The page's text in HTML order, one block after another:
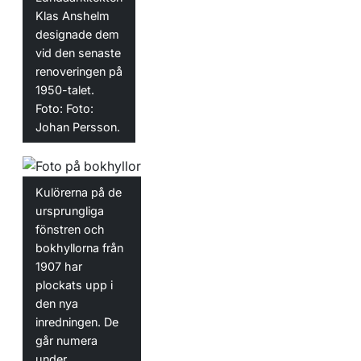
Klas Anshelm
designade dem
vid den senaste
renoveringen på
1950-talet.
Foto: Foto:
Johan Persson.
Kulörerna på de
ursprungliga
fönstren och
bokhyllorna från
1907 har
plockats upp i
den nya
inredningen. De
går numera